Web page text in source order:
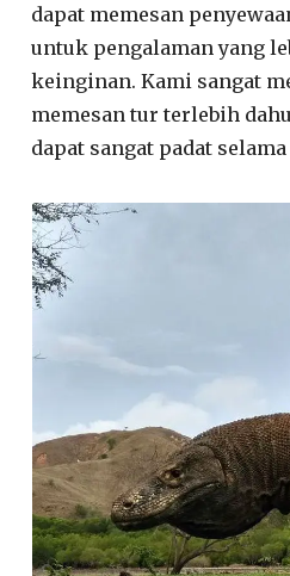
dapat memesan
untuk pengalaman yang
keinginan. Kami sangat
memesan tur terlebih
dapat sangat padat